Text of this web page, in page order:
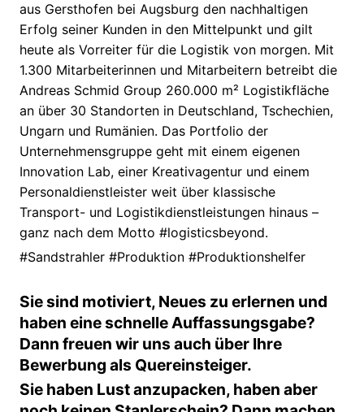
aus Gersthofen bei Augsburg den nachhaltigen
Erfolg seiner Kunden in den Mittelpunkt und gilt
heute als Vorreiter für die Logistik von morgen. Mit
1.300 Mitarbeiterinnen und Mitarbeitern betreibt die
Andreas Schmid Group 260.000 m² Logistikfläche
an über 30 Standorten in Deutschland, Tschechien,
Ungarn und Rumänien. Das Portfolio der
Unternehmensgruppe geht mit einem eigenen
Innovation Lab, einer Kreativagentur und einem
Personaldienstleister weit über klassische
Transport- und Logistikdienstleistungen hinaus –
ganz nach dem Motto #logisticsbeyond.
#Sandstrahler #Produktion #Produktionshelfer
Sie sind motiviert, Neues zu erlernen und
haben eine schnelle Auffassungsgabe?
Dann freuen wir uns auch über Ihre
Bewerbung als Quereinsteiger.
Sie haben Lust anzupacken, haben aber